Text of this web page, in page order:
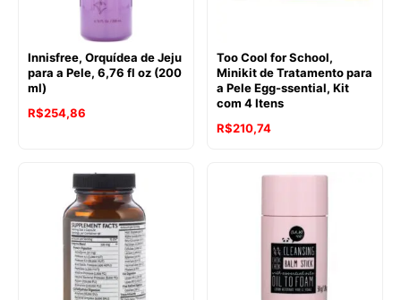
Innisfree, Orquídea de Jeju
para a Pele, 6,76 fl oz (200
ml)
R$254,86
Too Cool for School,
Minikit de Tratamento para
a Pele Egg-ssential, Kit
com 4 Itens
R$210,74